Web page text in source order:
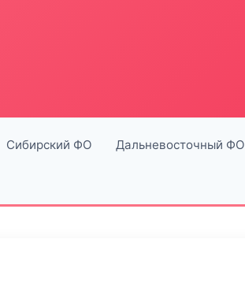
Сибирский ФО Дальневосточный ФО